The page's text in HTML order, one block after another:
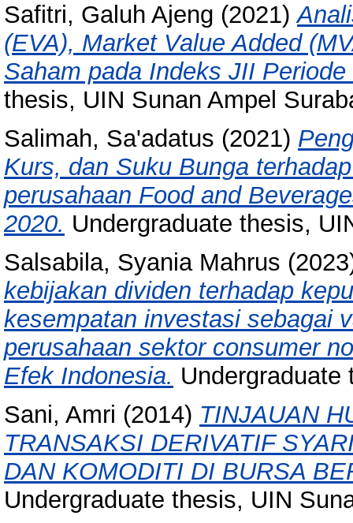
Safitri, Galuh Ajeng (2021)
(EVA), Market Value Added
Saham pada Indeks JII
thesis, UIN Sunan Ampel
Salimah, Sa'adatus (2021)
Kurs, dan Suku Bunga
perusahaan Food and
2020. Undergraduate thesis,
Salsabila, Syania Mahrus
kebijakan dividen terhadap
kesempatan investasi sebagai
perusahaan sektor consumer
Efek Indonesia. Undergraduate
Sani, Amri (2014) TINJAUAN
TRANSAKSI DERIVATIF
DAN KOMODITI DI BURSA
Undergraduate thesis, UIN